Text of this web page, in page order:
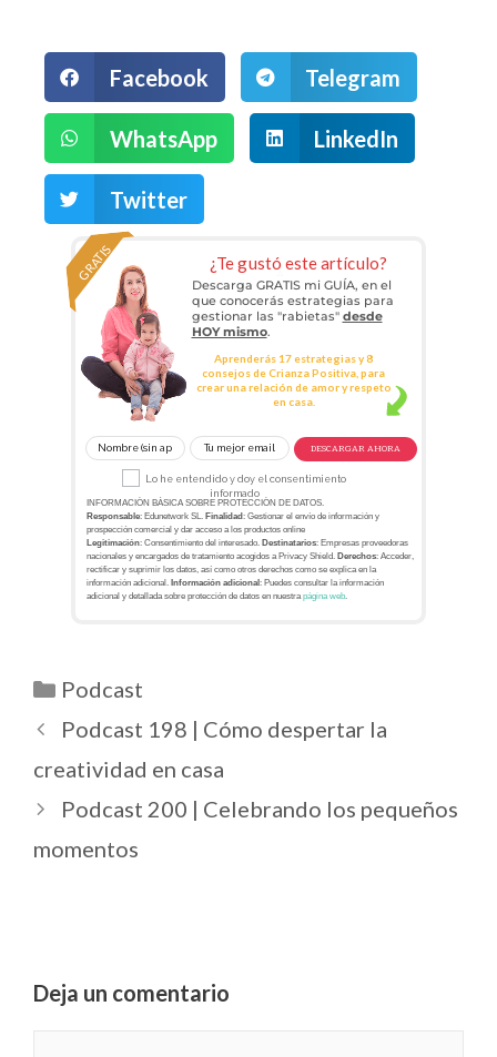
Facebook Telegram
WhatsApp LinkedIn
Twitter
¿Te gustó este artículo?
GRATIS
Descarga GRATIS mi GUÍA, en el
que conocerás estrategias para
gestionar las "rabietas" desde
HOY mismo.
Aprenderás 17 estrategias y 8
consejos de Crianza Positiva, para
crear una relación de amor y respeto
en casa.
INFORMACIÓN BÁSICA SOBRE PROTECCIÓN DE DATOS.
Responsable: Edunetwork SL. Finalidad : Gestionar el envío de información y
prospección comercial y dar acceso a los productos online
Legitimación: Consentimiento del interesado. Destinatarios: Empresas proveedoras
nacionales y encargados de tratamiento acogidos a Privacy Shield. Derechos: Acceder,
rectificar y suprimir los datos, así como otros derechos como se explica en la
información adicional. Información adicional: Puedes consultar la información
adicional y detallada sobre protección de datos en nuestrapágina web.
Lo he entendido y doy el consentimiento
informado
DESCARGAR AHORA
Podcast
Podcast 198 | Cómo despertar la
creatividad en casa
Podcast 200 | Celebrando los pequeños
momentos
Deja un comentario